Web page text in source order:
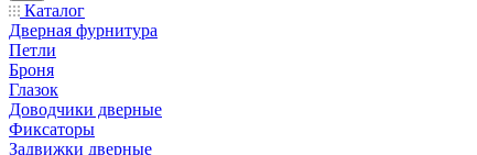
Каталог
Дверная фурнитура
Петли
Броня
Глазок
Доводчики дверные
Фиксаторы
Задвижки дверные